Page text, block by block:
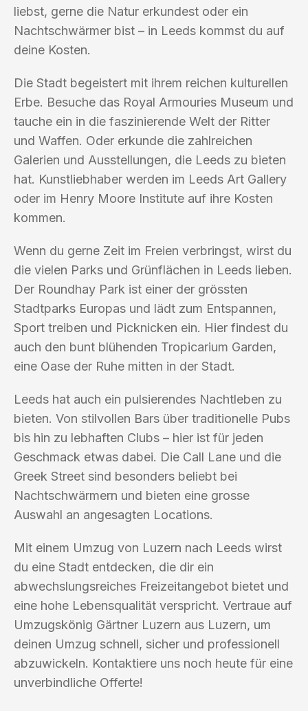
liebst, gerne die Natur erkundest oder ein
Nachtschwärmer bist – in Leeds kommst du auf
deine Kosten.
Die Stadt begeistert mit ihrem reichen kulturellen
Erbe. Besuche das Royal Armouries Museum und
tauche ein in die faszinierende Welt der Ritter
und Waffen. Oder erkunde die zahlreichen
Galerien und Ausstellungen, die Leeds zu bieten
hat. Kunstliebhaber werden im Leeds Art Gallery
oder im Henry Moore Institute auf ihre Kosten
kommen.
Wenn du gerne Zeit im Freien verbringst, wirst du
die vielen Parks und Grünflächen in Leeds lieben.
Der Roundhay Park ist einer der grössten
Stadtparks Europas und lädt zum Entspannen,
Sport treiben und Picknicken ein. Hier findest du
auch den bunt blühenden Tropicarium Garden,
eine Oase der Ruhe mitten in der Stadt.
Leeds hat auch ein pulsierendes Nachtleben zu
bieten. Von stilvollen Bars über traditionelle Pubs
bis hin zu lebhaften Clubs – hier ist für jeden
Geschmack etwas dabei. Die Call Lane und die
Greek Street sind besonders beliebt bei
Nachtschwärmern und bieten eine grosse
Auswahl an angesagten Locations.
Mit einem Umzug von Luzern nach Leeds wirst
du eine Stadt entdecken, die dir ein
abwechslungsreiches Freizeitangebot bietet und
eine hohe Lebensqualität verspricht. Vertraue auf
Umzugskönig Gärtner Luzern aus Luzern, um
deinen Umzug schnell, sicher und professionell
abzuwickeln. Kontaktiere uns noch heute für eine
unverbindliche Offerte!